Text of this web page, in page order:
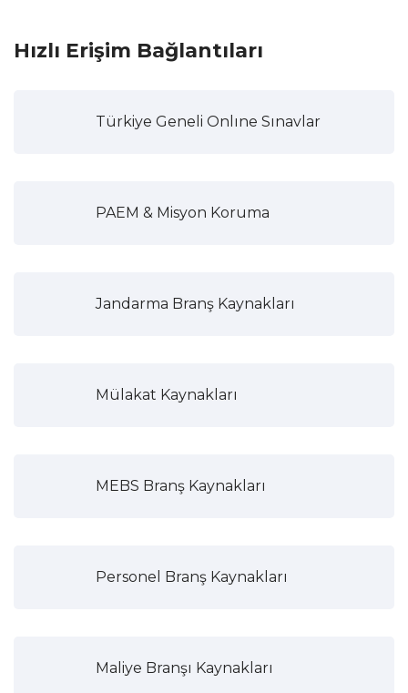
Hızlı Erişim Bağlantıları
Türkiye Geneli Onlıne Sınavlar
PAEM & Misyon Koruma
Jandarma Branş Kaynakları
Mülakat Kaynakları
MEBS Branş Kaynakları
Personel Branş Kaynakları
Maliye Branşı Kaynakları